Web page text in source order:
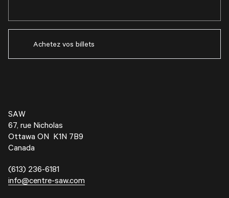
Achetez vos billets
SAW
67, rue Nicholas
Ottawa ON K1N 7B9
Canada
(613) 236-6181
info@centre-saw.com